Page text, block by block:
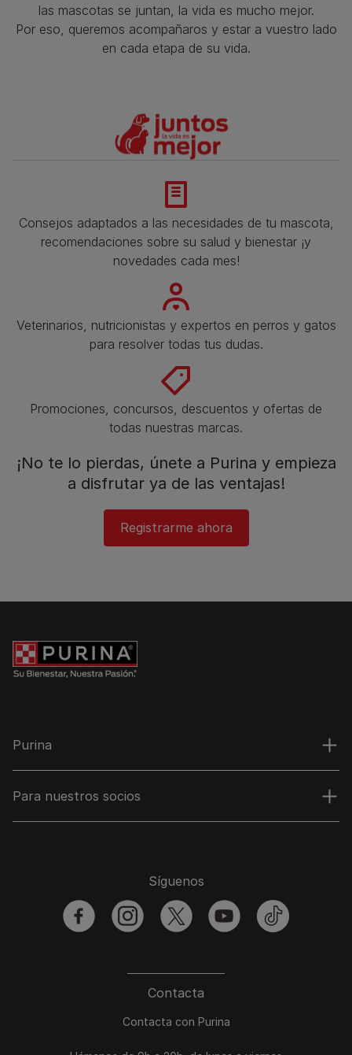
las mascotas se juntan, la vida es mucho mejor.
Por eso, queremos acompañaros y estar a vuestro lado
en cada etapa de su vida.​
Consejos adaptados a las necesidades de tu mascota,
recomendaciones sobre su salud y bienestar ¡y
novedades cada mes!
Veterinarios, nutricionistas y expertos en perros y gatos
para resolver todas tus dudas.​
Promociones, concursos, descuentos y ofertas de
todas nuestras marcas.​
¡No te lo pierdas, únete a Purina y empieza
a disfrutar ya de las ventajas!​
Registrarme ahora​
Purina
Para nuestros socios
Contacta
Contacta con Purina
Síguenos
facebookinstagramtwitter youtubetiktok